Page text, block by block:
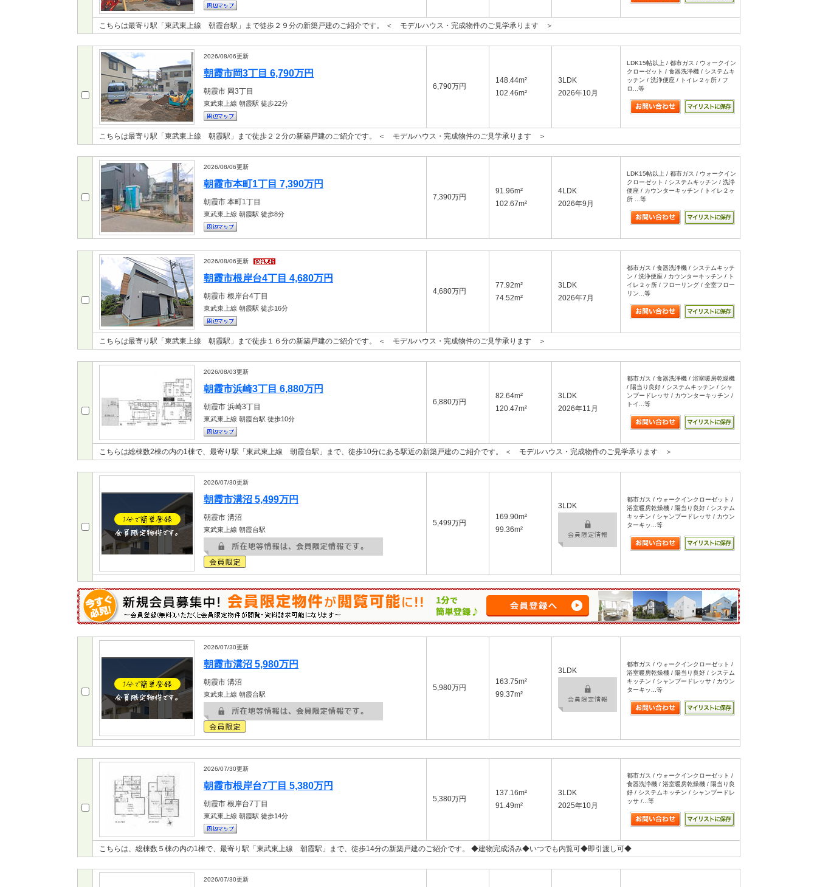
こちらは最寄り駅「東武東上線 朝霞台駅」まで徒歩２９分の新築戸建のご紹介です。 ＜ モデルハウス・完成物件のご見学承ります ＞
2026/08/06更新
朝霞市岡3丁目 6,790万円
朝霞市 岡3丁目
東武東上線 朝霞駅 徒歩22分
6,790万円
148.44m²
102.46m²
3LDK
2026年10月
LDK15帖以上 / 都市ガス / ウォークイン
クローゼット / 食器洗浄機 / システムキ
ッチン / 洗浄便座 / トイレ２ヶ所 / フ
ロ...等
こちらは最寄り駅「東武東上線 朝霞駅」まで徒歩２２分の新築戸建のご紹介です。 ＜ モデルハウス・完成物件のご見学承ります ＞
2026/08/06更新
朝霞市本町1丁目 7,390万円
朝霞市 本町1丁目
東武東上線 朝霞駅 徒歩8分
7,390万円
91.96m²
102.67m²
4LDK
2026年9月
LDK15帖以上 / 都市ガス / ウォークイン
クローゼット / システムキッチン / 洗浄
便座 / カウンターキッチン / トイレ２ヶ
所 ...等
2026/08/06更新
朝霞市根岸台4丁目 4,680万円
朝霞市 根岸台4丁目
東武東上線 朝霞駅 徒歩16分
4,680万円
77.92m²
74.52m²
3LDK
2026年7月
都市ガス / 食器洗浄機 / システムキッチ
ン / 洗浄便座 / カウンターキッチン / ト
イレ２ヶ所 / フローリング / 全室フロー
リン...等
こちらは最寄り駅「東武東上線 朝霞駅」まで徒歩１６分の新築戸建のご紹介です。 ＜ モデルハウス・完成物件のご見学承ります ＞
2026/08/03更新
朝霞市浜崎3丁目 6,880万円
朝霞市 浜崎3丁目
東武東上線 朝霞台駅 徒歩10分
6,880万円
82.64m²
120.47m²
3LDK
2026年11月
都市ガス / 食器洗浄機 / 浴室暖房乾燥機
/ 陽当り良好 / システムキッチン / シャ
ンプードレッサ / カウンターキッチン /
トイ...等
こちらは総棟数2棟の内の1棟で、最寄り駅「東武東上線 朝霞台駅」まで、徒歩10分にある駅近の新築戸建のご紹介です。 ＜ モデルハウス・完成物件のご見学承ります ＞
2026/07/30更新
朝霞市溝沼 5,499万円
朝霞市 溝沼
東武東上線 朝霞台駅
5,499万円
169.90m²
99.36m²
3LDK
都市ガス / ウォークインクローゼット /
浴室暖房乾燥機 / 陽当り良好 / システム
キッチン / シャンプードレッサ / カウン
ターキッ...等
2026/07/30更新
朝霞市溝沼 5,980万円
朝霞市 溝沼
東武東上線 朝霞台駅
5,980万円
163.75m²
99.37m²
3LDK
都市ガス / ウォークインクローゼット /
浴室暖房乾燥機 / 陽当り良好 / システム
キッチン / シャンプードレッサ / カウン
ターキッ...等
2026/07/30更新
朝霞市根岸台7丁目 5,380万円
朝霞市 根岸台7丁目
東武東上線 朝霞駅 徒歩14分
5,380万円
137.16m²
91.49m²
3LDK
2025年10月
都市ガス / ウォークインクローゼット /
食器洗浄機 / 浴室暖房乾燥機 / 陽当り良
好 / システムキッチン / シャンプードレ
ッサ /...等
こちらは、総棟数５棟の内の1棟で、最寄り駅「東武東上線 朝霞駅」まで、徒歩14分の新築戸建のご紹介です。 ◆建物完成済み◆いつでも内覧可◆即引渡し可◆
2026/07/30更新